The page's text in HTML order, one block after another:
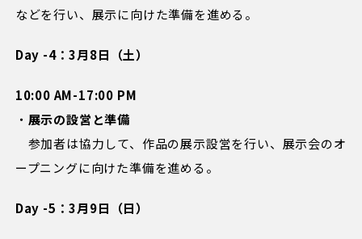
などを行い、展示に向けた準備を進める。
Day -4：3月8日（土）
10:00 AM-17:00 PM
・ 展示の設営と準備
参加者は協力して、作品の展示設営を行い、展示会のオ
ープニングに向けた準備を進める。
Day -5：3月9日（日）